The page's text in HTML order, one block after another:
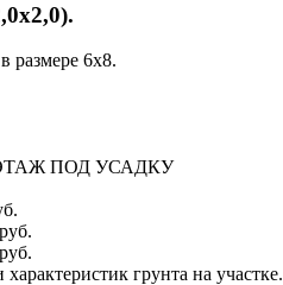
размере 6х8.
ПОД УСАДКУ
грунта на участке.